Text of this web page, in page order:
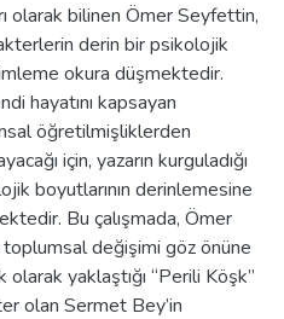
olarak bilinen Ömer Seyfettin,
derin bir psikolojik
okura düşmektedir.
hayatını kapsayan
öğretilmişliklerden
için, yazarın kurguladığı
boyutlarının derinlemesine
Bu çalışmada, Ömer
değişimi göz önüne
yaklaştığı “Perili Köşk”
olan Sermet Bey’in